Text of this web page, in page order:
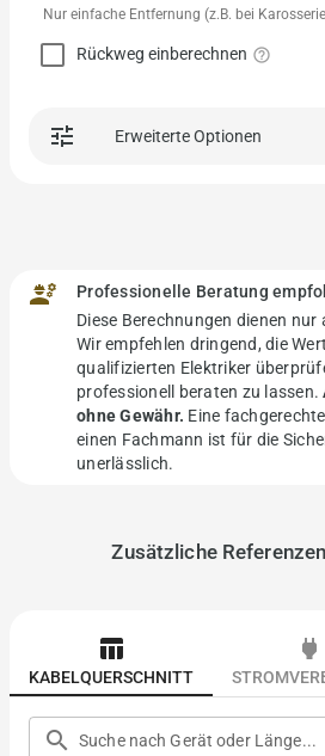
Nur einfache Entfernung (z.B. bei
Rückweg einberechnen help_outline
tune Erweiterte Optionen
engineering
Professionelle Beratung
Diese Berechnungen dienen
Wir empfehlen dringend, die
qualifizierten Elektriker
professionell beraten zu lassen.
ohne Gewähr. Eine
einen Fachmann ist für die
unerlässlich.
Zusätzliche
table_chart
KABELQUERSCHNITT
power
search